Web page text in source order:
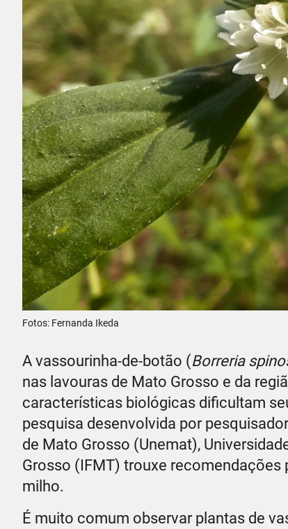
Fotos: Fernanda Ikeda
A vassourinha-de-botão (Borreria
nas lavouras de Mato Grosso e da
características biológicas dificultam
pesquisa desenvolvida por
de Mato Grosso (Unemat),
Grosso (IFMT) trouxe
milho.
É muito comum observar plantas de